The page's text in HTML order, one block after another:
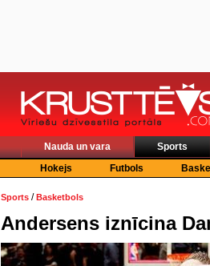
Nauda un vara Sports
Hokejs
Futbols
Sports /Basketbols
Andersens iznīcina